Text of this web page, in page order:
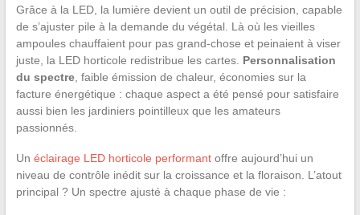
Grâce à la LED, la lumière devient un outil de précision, capable
de s’ajuster pile à la demande du végétal. Là où les vieilles
ampoules chauffaient pour pas grand-chose et peinaient à viser
juste, la LED horticole redistribue les cartes. Personnalisation
du spectre, faible émission de chaleur, économies sur la
facture énergétique : chaque aspect a été pensé pour satisfaire
aussi bien les jardiniers pointilleux que les amateurs
passionnés.
Un éclairage LED horticole performantoffre aujourd’hui un
niveau de contrôle inédit sur la croissance et la floraison. L’atout
principal ? Un spectre ajusté à chaque phase de vie :